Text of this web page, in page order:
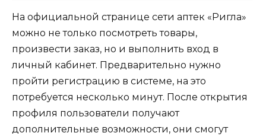
На официальной странице сети аптек «Ригла»
можно не только посмотреть товары,
произвести заказ, но и выполнить вход в
личный кабинет. Предварительно нужно
пройти регистрацию в системе, на это
потребуется несколько минут. После открытия
профиля пользователи получают
дополнительные возможности, они смогут